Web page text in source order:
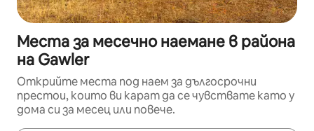
Места за месечно наемане в района
на Gawler
Открийте места под наем за дългосрочни
престои, които ви карат да се чувствате като у
дома си за месец или повече.